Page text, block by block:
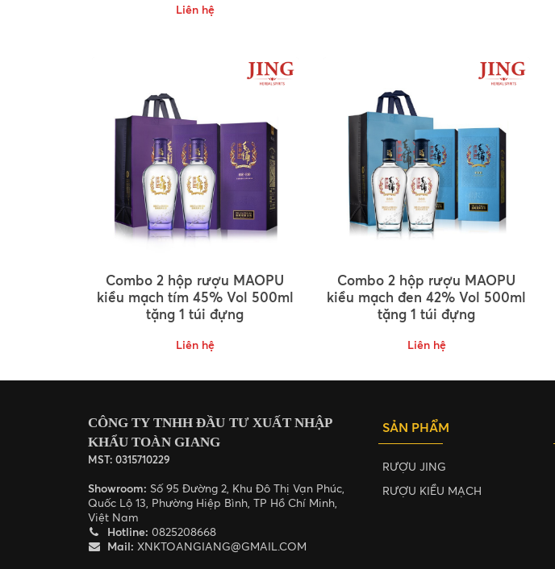
Liên hệ
Combo 2 hộp rượu MAOPU
kiều mạch tím 45% Vol 500ml
tặng 1 túi đựng
Liên hệ
Combo 2 hộp rượu MAOPU
kiều mạch đen 42% Vol 500ml
tặng 1 túi đựng
Liên hệ
CÔNG TY TNHH ĐẦU TƯ XUẤT NHẬP
KHẨU TOÀN GIANG
MST: 0315710229
Showroom: Số 95 Đường 2, Khu Đô Thị Vạn Phúc,
Quốc Lộ 13, Phường Hiệp Bình, TP Hồ Chí Minh,
Việt Nam
Hotline: 0825208668
Mail: XNKTOANGIANG@GMAIL.COM
SẢN PHẨM
RƯỢU JING
RƯỢU KIỀU MẠCH